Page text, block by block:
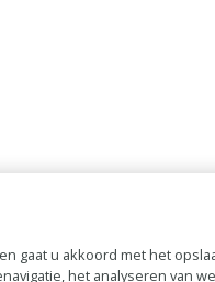
gaat u akkoord met het
het analyseren van